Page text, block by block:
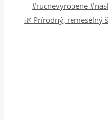
🌿 Prírodný, remeselný